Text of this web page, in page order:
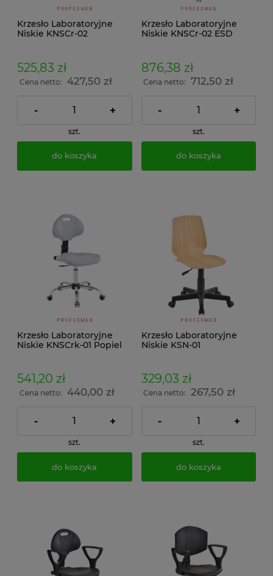
Krzesło Laboratoryjne
Niskie KNSCr-02
525,83 zł
Cena netto: 427,50 zł
- +
szt.
do koszyka
Krzesło Laboratoryjne
Niskie KNSCr-02 ESD
876,38 zł
Cena netto: 712,50 zł
- +
szt.
do koszyka
Krzesło Laboratoryjne
Niskie KNSCrk-01 Popiel
541,20 zł
Cena netto: 440,00 zł
- +
szt.
do koszyka
Krzesło Laboratoryjne
Niskie KSN-01
329,03 zł
Cena netto: 267,50 zł
- +
szt.
do koszyka